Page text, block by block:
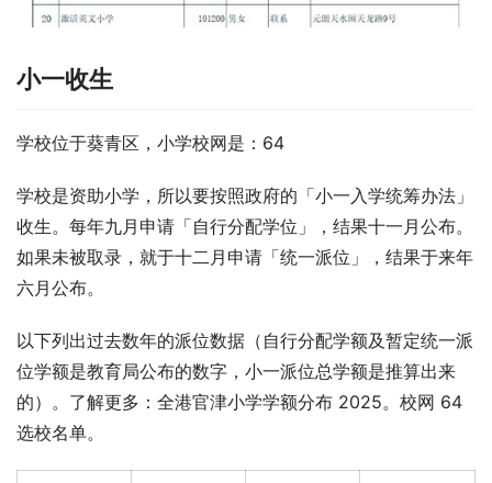
小一收生
学校位于葵青区，小学校网是：64
学校是资助小学，所以要按照政府的「小一入学统筹办法」
收生。每年九月申请「自行分配学位」，结果十一月公布。
如果未被取录，就于十二月申请「统一派位」，结果于来年
六月公布。
以下列出过去数年的派位数据（自行分配学额及暂定统一派
位学额是教育局公布的数字，小一派位总学额是推算出来
的）。了解更多：全港官津小学学额分布 2025。校网 64
选校名单。